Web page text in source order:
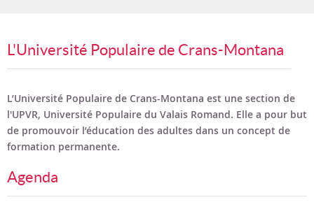
Suggestions
Bon cadeau
Programme en PDF
L'Université Populaire de Crans-Montana
L’Université Populaire de Crans-Montana est une section de
l'UPVR, Université Populaire du Valais Romand. Elle a pour but
de promouvoir l’éducation des adultes dans un concept de
formation permanente.
Agenda